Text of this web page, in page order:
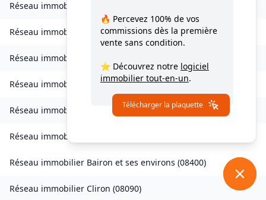
Réseau immobilier
Réseau immobilier Chagny(08430)
Réseau immobilier
Réseau immobilier Chardeny(08400)
Réseau immobilier Chatel-Chéhéry(08250)
Réseau immobilier
Réseau immobilier Bairon et ses environs (08400)
Réseau immobilier Cliron (08090)
🔥 Percevez 100% de vos
commissions dès la première
vente sans condition.
⭐ Découvrez notre logiciel
immobilier tout-en-un.
Télécharger la plaquette